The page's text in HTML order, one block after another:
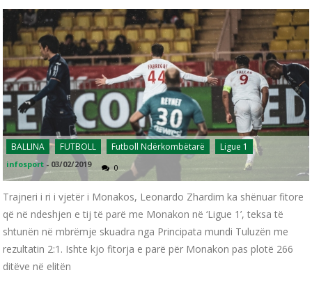
BALLINA FUTBOLL Futboll Ndërkombëtarë Ligue 1
infosport - 03/02/2019 0
Trajneri i ri i vjetër i Monakos, Leonardo Zhardim ka shënuar fitore
që në ndeshjen e tij të parë me Monakon në ‘Ligue 1’, teksa të
shtunën në mbrëmje skuadra nga Principata mundi Tuluzën me
rezultatin 2:1. Ishte kjo fitorja e parë për Monakon pas plotë 266
ditëve në elitën